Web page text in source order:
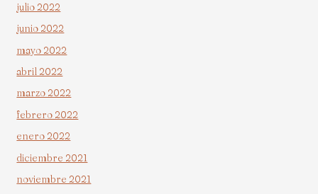
julio 2022
junio 2022
mayo 2022
abril 2022
marzo 2022
febrero 2022
enero 2022
diciembre 2021
noviembre 2021